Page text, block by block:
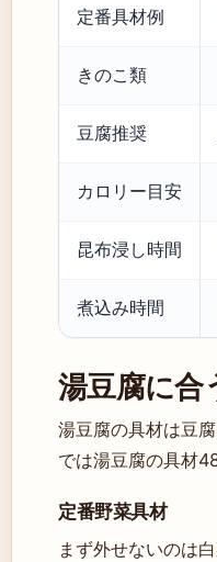
定番具材例
きのこ類
豆腐推奨
カロリー目安
昆布浸し時間
煮込み時間
湯豆腐に合
湯豆腐の具材は豆
では湯豆腐の具材
定番野菜具材
まず外せないのは